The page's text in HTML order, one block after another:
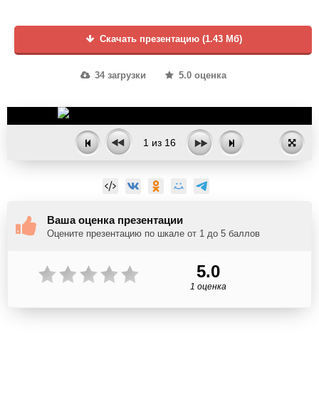
Скачать презентацию (1.43 Мб)
34 загрузки 5.0 оценка
1 из 16
Ваша оценка презентации
Оцените презентацию по шкале от 1 до 5 баллов
5.0
1 оценка